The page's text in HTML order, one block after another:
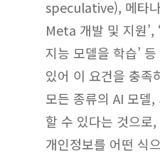
speculative), 메타
Meta 개발 및 지원’,
지능 모델을 학습’
있어 이 요건을 충족
모든 종류의 AI 모델
할 수 있다는 것으로
개인정보를 어떤 식